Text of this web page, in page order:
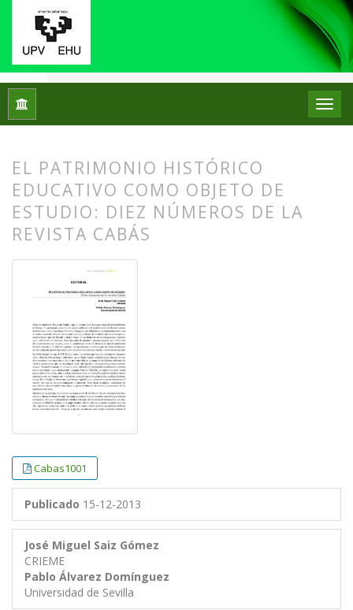
Inicio
EL PATRIMONIO HISTÓRICO
EDUCATIVO COMO OBJETO DE
ESTUDIO: DIEZ NÚMEROS DE LA
REVISTA CABÁS
Cabas1001
Publicado 15-12-2013
José Miguel Saiz Gómez
CRIEME
Pablo Álvarez Domínguez
Universidad de Sevilla